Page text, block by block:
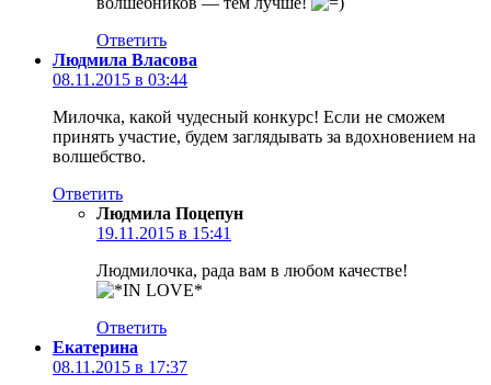
Ответить
Людмила Власова
08.11.2015 в 03:44
Милочка, какой чудесный конкурс! Если не сможем
принять участие, будем заглядывать за вдохновением на
волшебство.
Ответить
Людмила Поцепун
19.11.2015 в 15:41
Людмилочка, рада вам в любом качестве!
Ответить
Екатерина
08.11.2015 в 17:37